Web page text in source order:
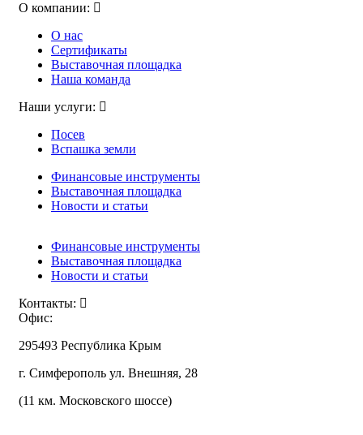
О компании:
О нас
Сертификаты
Выставочная площадка
Наша команда
Наши услуги:
Посев
Вспашка земли
Финансовые инструменты
Выставочная площадка
Новости и статьи
Финансовые инструменты
Выставочная площадка
Новости и статьи
Контакты:
Офис:
295493 Республика Крым
г. Симферополь ул. Внешняя, 28
(11 км. Московского шоссе)